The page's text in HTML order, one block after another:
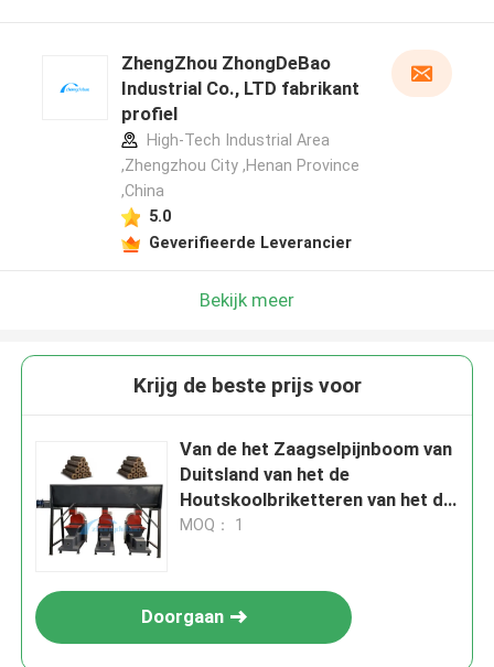
ZhengZhou ZhongDeBao
Industrial Co., LTD fabrikant
profiel
High-Tech Industrial Area
,Zhengzhou City ,Henan Province
,China
5.0
Geverifieerde Leverancier
Bekijk meer
Krijg de beste prijs voor
Van de het Zaagselpijnboom van
Duitsland van het de
Houtskoolbriketteren van het de
Machine Agroafval het
MOQ： 1
Doorgaan